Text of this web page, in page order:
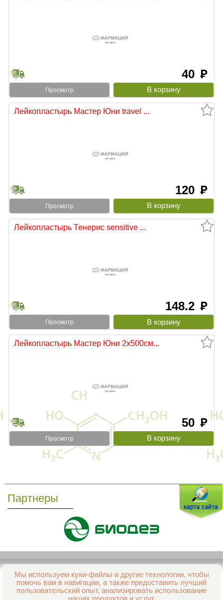
40 руб
Просмотр
Лейкопластырь Мастер Юни travel ...
120 руб
Просмотр
Лейкопластырь Тенерис sensitive ...
148.2 руб
Просмотр
Лейкопластырь Мастер Юни 2х500см...
50 руб
Просмотр
Партнеры
Мы используем куки-файлы и другие технологии, чтобы
помочь вам в навигации, а также предоставить лучший
пользовательский опыт, анализировать использование
Все права защищены и охраняются законом
© 2013–2026 Интернет-аптека Фармация
support@aptekapenza.ru